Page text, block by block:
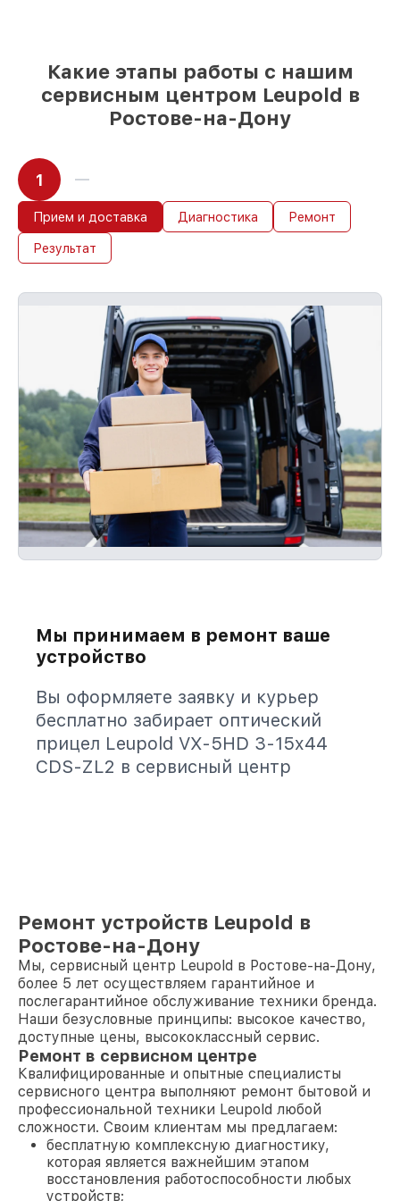
Какие этапы работы с нашим
сервисным центром Leupold в
Ростове-на-Дону
1
Прием и доставка Диагностика Ремонт
Результат
Мы принимаем в ремонт ваше
устройство
Вы оформляете заявку и курьер
бесплатно забирает оптический
прицел Leupold VX-5HD 3-15x44
CDS-ZL2 в сервисный центр
Ремонт устройств Leupold в
Ростове-на-Дону
Мы, сервисный центр Leupold в Ростове-на-Дону,
более 5 лет осуществляем гарантийное и
послегарантийное обслуживание техники бренда.
Наши безусловные принципы: высокое качество,
доступные цены, высококлассный сервис.
Ремонт в сервисном центре
Квалифицированные и опытные специалисты
сервисного центра выполняют ремонт бытовой и
профессиональной техники Leupold любой
сложности. Своим клиентам мы предлагаем:
бесплатную комплексную диагностику,
которая является важнейшим этапом
восстановления работоспособности любых
устройств;